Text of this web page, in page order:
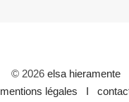
© 2026 elsa hieramente
mentions légales I